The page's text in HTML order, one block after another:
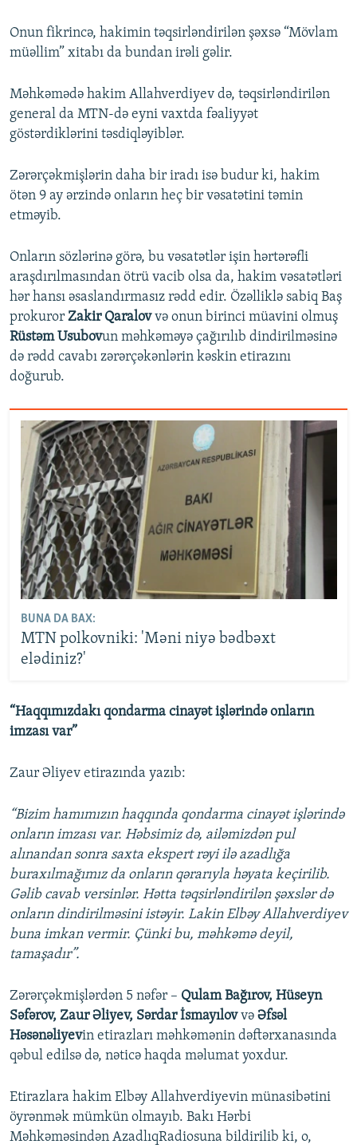
Onun fikrincə, hakimin təqsirləndirilən şəxsə “Mövlam
müəllim” xitabı da bundan irəli gəlir.
Məhkəmədə hakim Allahverdiyev də, təqsirləndirilən
general da MTN-də eyni vaxtda fəaliyyət
göstərdiklərini təsdiqləyiblər.
Zərərçəkmişlərin daha bir iradı isə budur ki, hakim
ötən 9 ay ərzində onların heç bir vəsatətini təmin
etməyib.
Onların sözlərinə görə, bu vəsatətlər işin hərtərəfli
araşdırılmasından ötrü vacib olsa da, hakim vəsatətləri
hər hansı əsaslandırmasız rədd edir. Özəlliklə sabiq Baş
prokuror Zakir Qaralovvə onun birinci müavini olmuş
Rüstəm Usubovun məhkəməyə çağırılıb dindirilməsinə
də rədd cavabı zərərçəkənlərin kəskin etirazını
doğurub.
BUNA DA BAX:
MTN polkovniki: 'Məni niyə bədbəxt
elədiniz?'
“Haqqımızdakı qondarma cinayət işlərində onların
imzası var”
Zaur Əliyev etirazında yazıb:
“Bizim hamımızın haqqında qondarma cinayət işlərində
onların imzası var. Həbsimiz də, ailəmizdən pul
alınandan sonra saxta ekspert rəyi ilə azadlığa
buraxılmağımız da onların qərarıyla həyata keçirilib.
Gəlib cavab versinlər. Hətta təqsirləndirilən şəxslər də
onların dindirilməsini istəyir. Lakin Elbəy Allahverdiyev
buna imkan vermir. Çünki bu, məhkəmə deyil,
tamaşadır”.
Zərərçəkmişlərdən 5 nəfər – Qulam Bağırov, Hüseyn
Səfərov, Zaur Əliyev, Sərdar İsmayılovvə Əfsəl
Həsənəliyevin etirazları məhkəmənin dəftərxanasında
qəbul edilsə də, nəticə haqda məlumat yoxdur.
Etirazlara hakim Elbəy Allahverdiyevin münasibətini
öyrənmək mümkün olmayıb. Bakı Hərbi
Məhkəməsindən AzadlıqRadiosuna bildirilib ki, o,